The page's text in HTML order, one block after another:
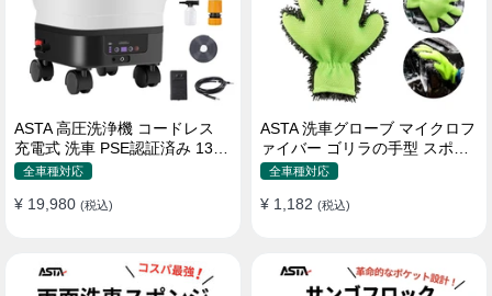
ASTA 高圧洗浄機 コードレス
充電式 洗車 PSE認証済み 13L
バケツ一体型 折りたたみ式 超
転ノズル トリガーガン 蛇口接
属 水道接続不要 多機能コンパ
クト収納
全車種対応
¥ 19,980 (税込)
ASTA 洗車グローブ マイクロフ
ァイバー ゴリラの手型 スポン
ジ ボディー用 傷防止 吸水速乾
グッズ 掃除 手袋型 洗車タオル
全車種対応
¥ 1,182 (税込)